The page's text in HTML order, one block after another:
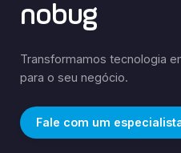
nobug
Transformamos tecnologia
para o seu negócio.
Fale com um